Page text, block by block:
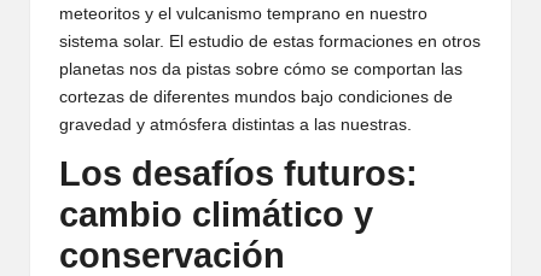
meteoritos y el vulcanismo temprano en nuestro
sistema solar. El estudio de estas formaciones en otros
planetas nos da pistas sobre cómo se comportan las
cortezas de diferentes mundos bajo condiciones de
gravedad y atmósfera distintas a las nuestras.
Los desafíos futuros:
cambio climático y
conservación